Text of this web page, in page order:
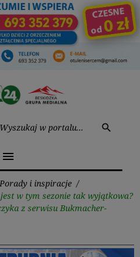
search
menu
Porady i inspiracje /
w tym sezonie tak wyjątkowa?
z serwisu Bukmacher-